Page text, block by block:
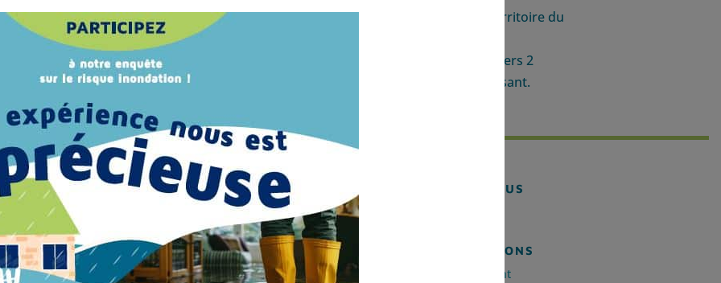
pour gérer de manière cohérente l’eau et les milieux aquatiques sur le territoire du
à la problématique de pollution et comblement de l’étang, le Syndicat agit à travers 2
d’actions pour la Prévention des Inondations (PAPI) et le Contrat de bassin versant.
SUIVEZ-NOUS
INFORMATIONS
Téléchargement